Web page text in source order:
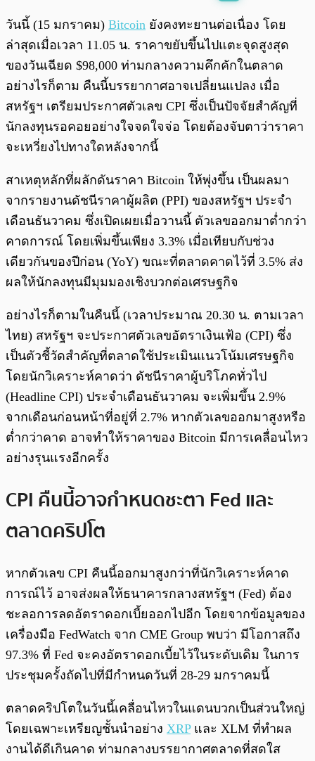
0:00 /0:00
วันนี้ (15 มกราคม) Bitcoin ยังคงทะยานต่อเนื่อง โดย
ล่าสุดเมื่อเวลา 11.05 น. ราคาขยับขึ้นไปแตะจุดสูงสุด
ของวันเฉียด $98,000 ท่ามกลางความคึกคักในตลาด
อย่างไรก็ตาม คืนนี้บรรยากาศอาจเปลี่ยนแปลง เมื่อ
สหรัฐฯ เตรียมประกาศตัวเลข CPI ซึ่งเป็นปัจจัยสำคัญที่
นักลงทุนรอคอยอย่างใจจดใจจ่อ โดยต้องจับตาว่าราคา
จะเหวี่ยงไปทางใดหลังจากนี้
สาเหตุหลักที่ผลักดันราคา Bitcoin ให้พุ่งขึ้น เป็นผลมา
จากรายงานดัชนีราคาผู้ผลิต (PPI) ของสหรัฐฯ ประจำ
เดือนธันวาคม ซึ่งเปิดเผยเมื่อวานนี้ ตัวเลขออกมาต่ำกว่า
คาดการณ์ โดยเพิ่มขึ้นเพียง 3.3% เมื่อเทียบกับช่วง
เดียวกันของปีก่อน (YoY) ขณะที่ตลาดคาดไว้ที่ 3.5% ส่ง
ผลให้นักลงทุนมีมุมมองเชิงบวกต่อเศรษฐกิจ
อย่างไรก็ตามในคืนนี้ (เวลาประมาณ 20.30 น. ตามเวลา
ไทย) สหรัฐฯ จะประกาศตัวเลขอัตราเงินเฟ้อ (CPI) ซึ่ง
เป็นตัวชี้วัดสำคัญที่ตลาดใช้ประเมินแนวโน้มเศรษฐกิจ
โดยนักวิเคราะห์คาดว่า ดัชนีราคาผู้บริโภคทั่วไป
(Headline CPI) ประจำเดือนธันวาคม จะเพิ่มขึ้น 2.9%
จากเดือนก่อนหน้าที่อยู่ที่ 2.7% หากตัวเลขออกมาสูงหรือ
ต่ำกว่าคาด อาจทำให้ราคาของ Bitcoin มีการเคลื่อนไหว
อย่างรุนแรงอีกครั้ง
CPI คืนนี้อาจกำหนดชะตา Fed และ
ตลาดคริปโต
หากตัวเลข CPI คืนนี้ออกมาสูงกว่าที่นักวิเคราะห์คาด
การณ์ไว้ อาจส่งผลให้ธนาคารกลางสหรัฐฯ (Fed) ต้อง
ชะลอการลดอัตราดอกเบี้ยออกไปอีก โดยจากข้อมูลของ
เครื่องมือ FedWatch จาก CME Group พบว่า มีโอกาสถึง
97.3% ที่ Fed จะคงอัตราดอกเบี้ยไว้ในระดับเดิม ในการ
ประชุมครั้งถัดไปที่มีกำหนดวันที่ 28-29 มกราคมนี้
ตลาดคริปโตในวันนี้เคลื่อนไหวในแดนบวกเป็นส่วนใหญ่
โดยเฉพาะเหรียญชั้นนำอย่าง XRPและ XLM ที่ทำผล
งานได้ดีเกินคาด ท่ามกลางบรรยากาศตลาดที่สดใส